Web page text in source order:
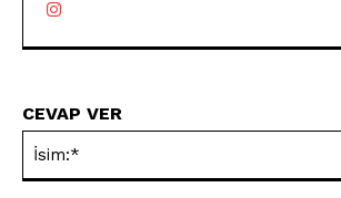
CEVAP VER